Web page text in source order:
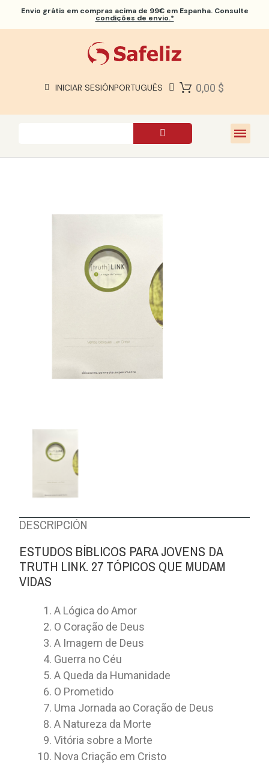
Envio grátis em compras acima de 99€ em Espanha. Consulte
condições de envio.*
INICIAR SESIÓNPORTUGUÊS 0,00 $
SOBRE NÓS
DESCRIPCIÓN
ESTUDOS BÍBLICOS PARA JOVENS DA
TRUTH LINK. 27 TÓPICOS QUE MUDAM
VIDAS
A Lógica do Amor
O Coração de Deus
A Imagem de Deus
Guerra no Céu
A Queda da Humanidade
O Prometido
Uma Jornada ao Coração de Deus
A Natureza da Morte
Vitória sobre a Morte
Nova Criação em Cristo